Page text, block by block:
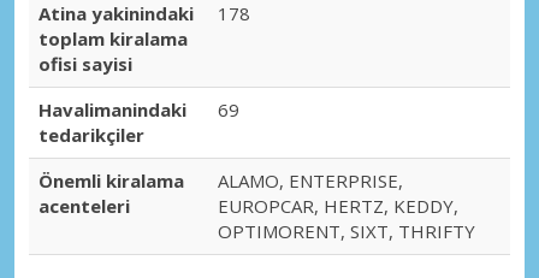
Atina yakinindaki
toplam kiralama
ofisi sayisi
178
Havalimanindaki
tedarikçiler
69
Önemli kiralama
acenteleri
ALAMO, ENTERPRISE,
EUROPCAR, HERTZ, KEDDY,
OPTIMORENT, SIXT, THRIFTY